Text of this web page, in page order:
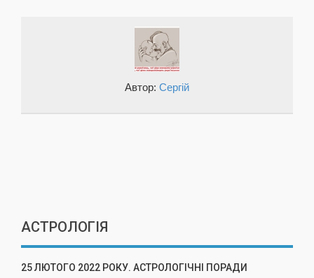
Автор: Сергій
АСТРОЛОГІЯ
25 ЛЮТОГО 2022 РОКУ. АСТРОЛОГІЧНІ ПОРАДИ